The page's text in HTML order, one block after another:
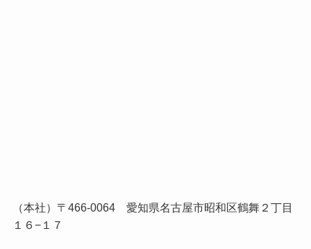
（本社）〒466-0064 愛知県名古屋市昭和区鶴舞２丁目
１６−１７